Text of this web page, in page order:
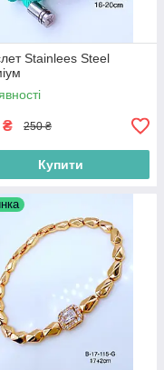
Stainlees Steel
₴ 250 ₴
Купити